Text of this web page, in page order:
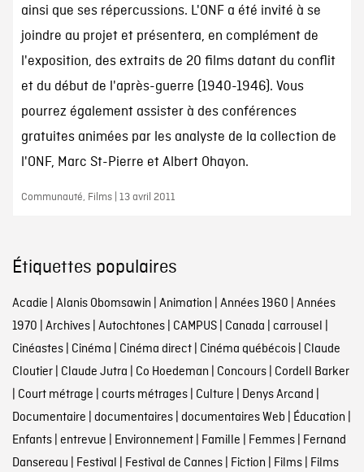
ainsi que ses répercussions. L'ONF a été invité à se
joindre au projet et présentera, en complément de
l'exposition, des extraits de 20 films datant du conflit
et du début de l'après-guerre (1940-1946). Vous
pourrez également assister à des conférences
gratuites animées par les analyste de la collection de
l'ONF, Marc St-Pierre et Albert Ohayon.
Communauté, Films | 13 avril 2011
Étiquettes populaires
Acadie Alanis Obomsawin Animation Années 1960 Années
1970 Archives| Autochtones| CAMPUS| Canada carrousel
Cinéastes| Cinéma Cinéma direct| Cinéma québécois| Claude
Cloutier| Claude Jutra Co Hoedeman Concours| Cordell Barker
Court métrage courts métrages| Culture Denys Arcand
Documentaire documentaires| documentaires Web Éducation
Enfants| entrevue Environnement| Famille Femmes| Fernand
Dansereau Festival Festival de Cannes| Fiction Films| Films